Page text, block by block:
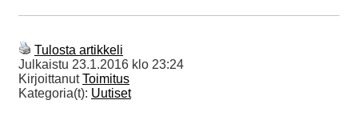
Tulosta artikkeli
Julkaistu 23.1.2016 klo 23:24
KirjoittanutToimitus
Kategoria(t): Uutiset